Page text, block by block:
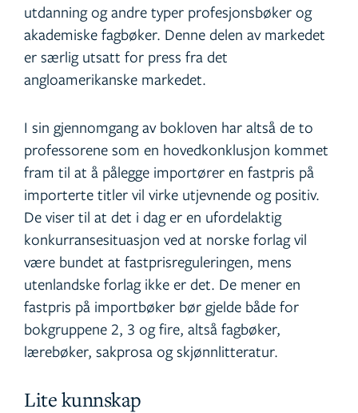
utdanning og andre typer profesjonsbøker og
akademiske fagbøker. Denne delen av markedet
er særlig utsatt for press fra det
angloamerikanske markedet.
I sin gjennomgang av bokloven har altså de to
professorene som en hovedkonklusjon kommet
fram til at å pålegge importører en fastpris på
importerte titler vil virke utjevnende og positiv.
De viser til at det i dag er en ufordelaktig
konkurransesituasjon ved at norske forlag vil
være bundet at fastprisreguleringen, mens
utenlandske forlag ikke er det. De mener en
fastpris på importbøker bør gjelde både for
bokgruppene 2, 3 og fire, altså fagbøker,
lærebøker, sakprosa og skjønnlitteratur.
Lite kunnskap